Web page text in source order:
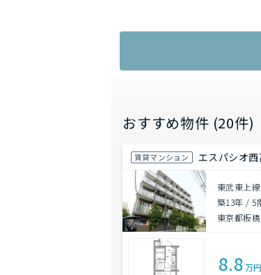
おすすめ物件 (20件)
賃貸マンション エスパシオ
東武東上
築13年 /5
東京都板
8.8万円